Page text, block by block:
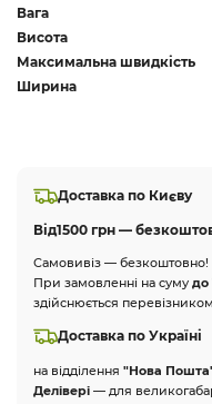
Вага
Висота
Максимальна швидкість
Ширина
Доставка по Києву
Від1500 грн —
Самовивіз — безкоштовно!
При замовленні на суму до
здійснюється
Доставка по Україні
на відділення "Нова
Делівері — для